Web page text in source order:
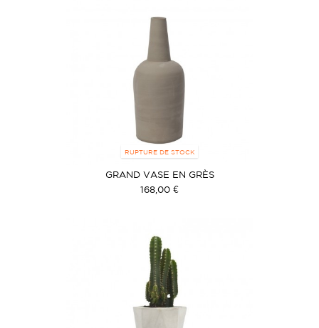
RUPTURE DE STOCK
GRAND VASE EN GRÈS
168,00 €